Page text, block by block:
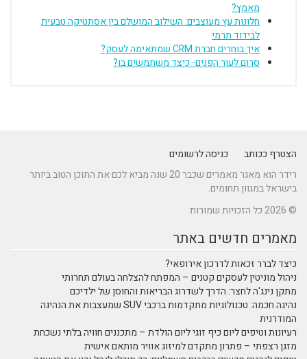
מאמץ?
חלונות עץ מעוצבים: השילוב המושלם בין אסתטיקה טבעית
לבידוד תרמי
איך בוחרים חברת CRM שמתאימה לעסק?
סרום לעור הפנים- כיצד משתמשים בו?
הצטרף ככותב
כניסה לרשומים
רידר הוא מאגר מאמרים שכבר 20 שנה מביא לכם את התוכן הטוב ביותר
בישראל במגוון תחומים.
© 2026 כל הזכויות שמורות
מאמרים חדשים באתר
כיצד לברר זכאות לדרכון אירופאי?
ניהול מוניטין לעסקים קטנים – המפתח להצלחה בעולם תחרותי
מתקן נינג'ה לחצר: הדרך לשדרוג הבריאות והחוסן של ילדיכם
נהיגה חכמה: טכנולוגיות מתקדמות ברכבי SUV שמעצבות את הנהיגה
המודרנית
רעיונות וטיפים ליום כיף זוגי ליום הולדת – מתכננים חוויה בלתי נשכחת
מזגן רצפתי – פתרון מתקדם למיזוג אוויר מותאם אישית